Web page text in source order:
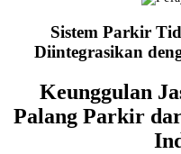
Sistem Parkir
Diintegrasikan
Keunggulan
Palang Parkir